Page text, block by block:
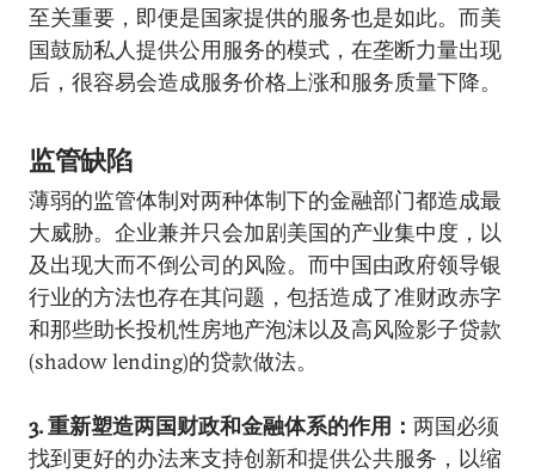
至关重要，即便是国家提供的服务也是如此。而美
国鼓励私人提供公用服务的模式，在垄断力量出现
后，很容易会造成服务价格上涨和服务质量下降。
监管缺陷
薄弱的监管体制对两种体制下的金融部门都造成最
大威胁。企业兼并只会加剧美国的产业集中度，以
及出现大而不倒公司的风险。而中国由政府领导银
行业的方法也存在其问题，包括造成了准财政赤字
和那些助长投机性房地产泡沫以及高风险影子贷款
(shadow lending)的贷款做法。
3. 重新塑造两国财政和金融体系的作用： 两国必须
找到更好的办法来支持创新和提供公共服务，以缩